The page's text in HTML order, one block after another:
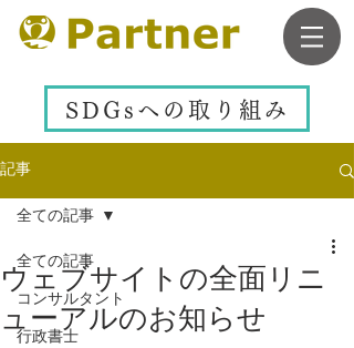
SDGsへの取り組み
記事
全ての記事
コンサルタント
行政書士
全ての記事
ウェブサイトの全面リニ
ューアルのお知らせ